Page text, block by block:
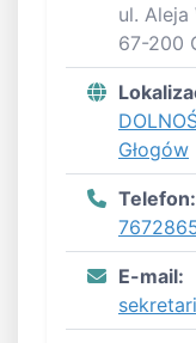
ul. Aleja
67-200
Głogów
Telefon:
E-mail: